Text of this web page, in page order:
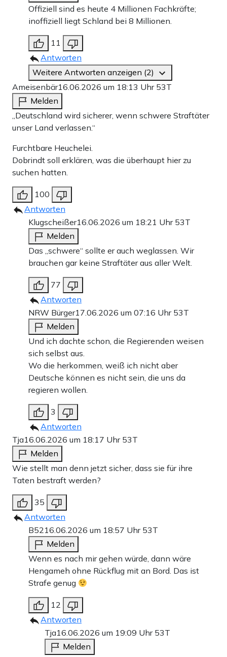
Offiziell sind es heute 4 Millionen Fachkräfte;
inoffiziell liegt Schland bei 8 Millionen.
11
Antworten
Weitere Antworten anzeigen (2)
Ameisenbär16.06.2026 um 18:13 Uhr 53T
Melden
„Deutschland wird sicherer, wenn schwere Straftäter
unser Land verlassen.“
Furchtbare Heuchelei.
Dobrindt soll erklären, was die überhaupt hier zu
suchen hatten.
100
Antworten
Klugscheißer16.06.2026 um 18:21 Uhr 53T
Melden
Das „schwere“ sollte er auch weglassen. Wir
brauchen gar keine Straftäter aus aller Welt.
77
Antworten
NRW Bürger17.06.2026 um 07:16 Uhr 53T
Melden
Und ich dachte schon, die Regierenden weisen
sich selbst aus.
Wo die herkommen, weiß ich nicht aber
Deutsche können es nicht sein, die uns da
regieren wollen.
3
Antworten
Tja16.06.2026 um 18:17 Uhr 53T
Melden
Wie stellt man denn jetzt sicher, dass sie für ihre
Taten bestraft werden?
35
Antworten
B5216.06.2026 um 18:57 Uhr 53T
Melden
Wenn es nach mir gehen würde, dann wäre
Hengameh ohne Rückflug mit an Bord. Das ist
Strafe genug
12
Antworten
Tja16.06.2026 um 19:09 Uhr 53T
Melden